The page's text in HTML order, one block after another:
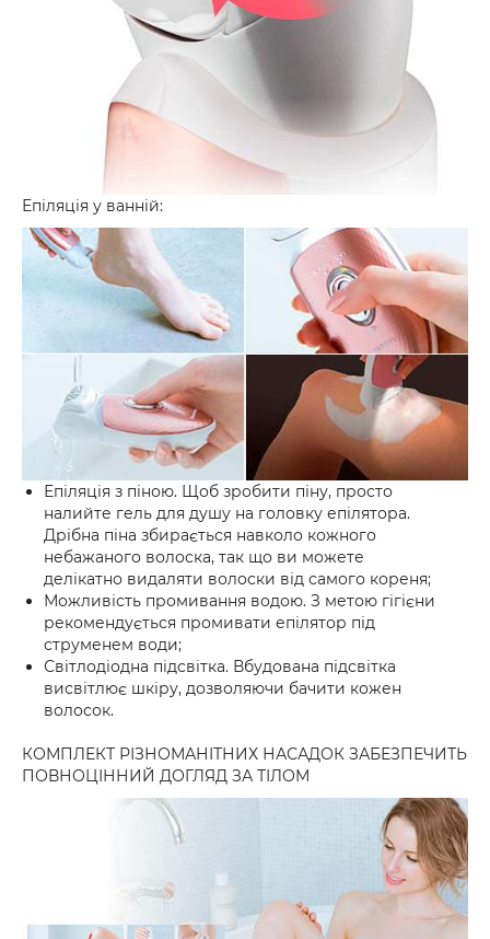
Епіляція у ванній:
Епіляція з піною. Щоб зробити піну, просто
налийте гель для душу на головку епілятора.
Дрібна піна збирається навколо кожного
небажаного волоска, так що ви можете
делікатно видаляти волоски від самого кореня;
Можливість промивання водою. З метою гігієни
рекомендується промивати епілятор під
струменем води;
Світлодіодна підсвітка. Вбудована підсвітка
висвітлює шкіру, дозволяючи бачити кожен
волосок.
КОМПЛЕКТ РІЗНОМАНІТНИХ НАСАДОК ЗАБЕЗПЕЧИТЬ
ПОВНОЦІННИЙ ДОГЛЯД ЗА ТІЛОМ